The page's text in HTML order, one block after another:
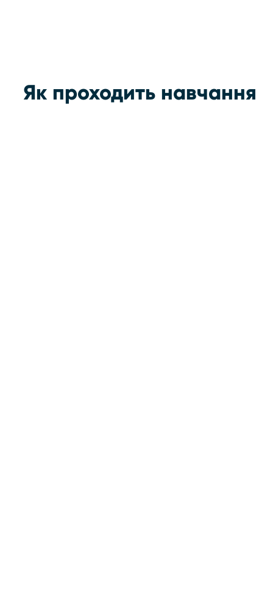
Як проходить навчання